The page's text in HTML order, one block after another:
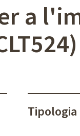
a
Tipologia